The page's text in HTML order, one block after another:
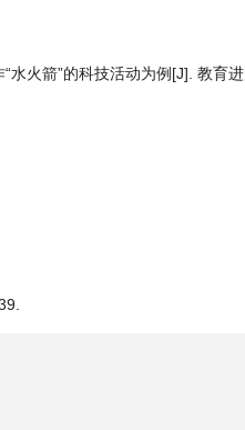
火箭”的科技活动为例[J]. 教育进